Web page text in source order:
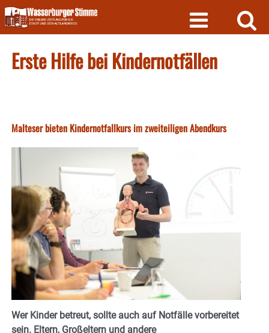
Skip
to
content
Erste Hilfe bei Kindernotfällen
Malteser bieten Kindernotfallkurs im zweiteiligen Abendkurs
Wer Kinder betreut, sollte auch auf Notfälle vorbereitet
sein. Eltern, Großeltern und andere